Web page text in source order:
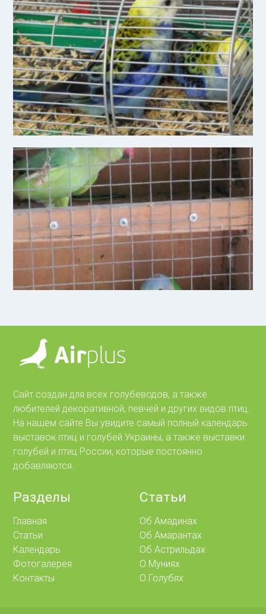
Сайт создан для всех голубеводов, а также
любителей декоративной, певчей и других видов птиц.
На нашем сайте Вы увидите самый полный календарь
выставок птиц и голубей Украины, а также выставки
голубей и птиц России, которые постоянно
добавляются.
Разделы
Главная
Статьи
Календарь
Фотогалерея
Контакты
Статьи
Об Амадинах
Об Амарантах
Об Астрильдах
О Муниях
О Голубях